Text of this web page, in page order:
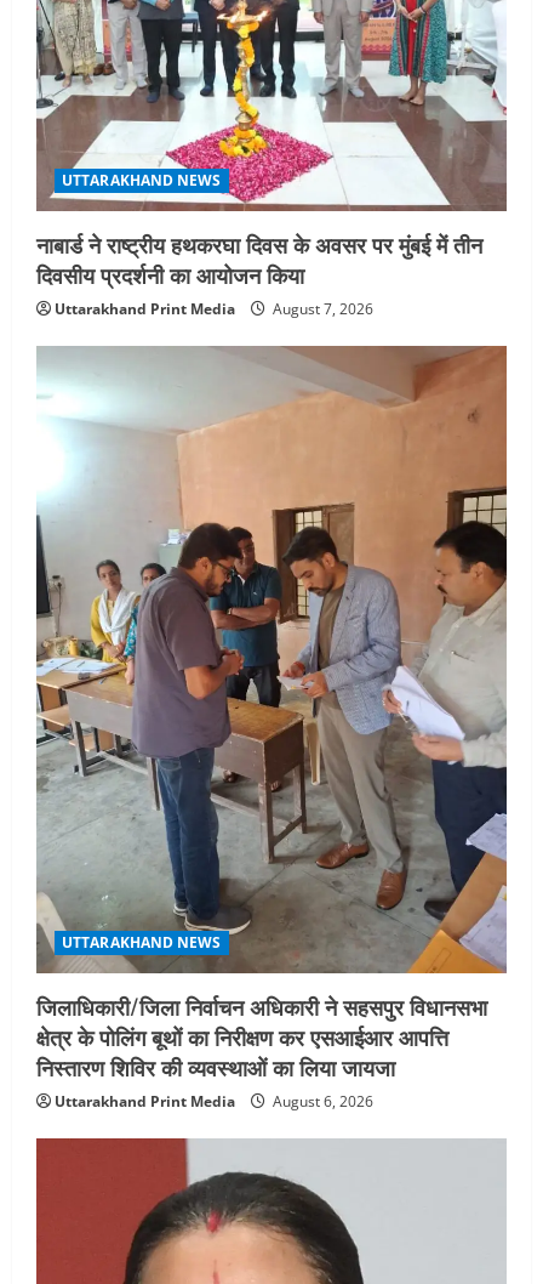
UTTARAKHAND NEWS
नाबार्ड ने राष्ट्रीय हथकरघा दिवस के अवसर पर मुंबई में तीन
दिवसीय प्रदर्शनी का आयोजन किया
Uttarakhand Print Media August 7, 2026
UTTARAKHAND NEWS
जिलाधिकारी/जिला निर्वाचन अधिकारी ने सहसपुर विधानसभा
क्षेत्र के पोलिंग बूथों का निरीक्षण कर एसआईआर आपत्ति
निस्तारण शिविर की व्यवस्थाओं का लिया जायजा
Uttarakhand Print Media August 6, 2026